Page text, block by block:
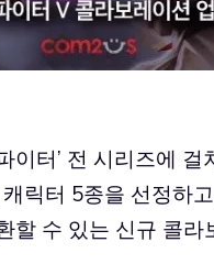
이터’ 전 시리즈에
릭터 5종을 선정하
할 수 있는 신규 콜라